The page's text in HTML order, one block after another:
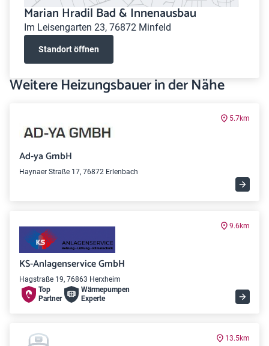
Marian Hradil Bad & Innenausbau
Im Leisengarten 23, 76872 Minfeld
Standort öffnen
Weitere Heizungsbauer in der Nähe
5.7km
Ad-ya GmbH
Haynaer Straße 17, 76872 Erlenbach
9.6km
KS-Anlagenservice GmbH
Hagstraße 19, 76863 Herxheim
Top
Partner
Wärme­pumpen
Experte
13.5km